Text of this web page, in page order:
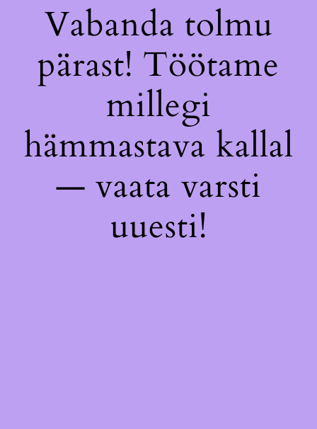
Vabanda tolmu
pärast! Töötame
millegi
hämmastava kallal
— vaata varsti
uuesti!